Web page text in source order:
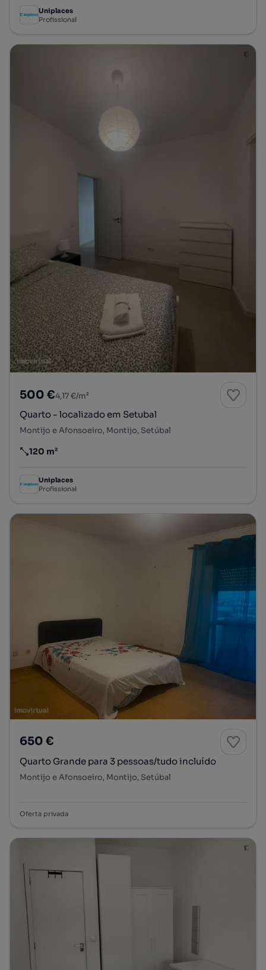
Uniplaces
Profissional
500 €4,17 €/m²
Quarto - localizado em Setubal
Montijo e Afonsoeiro, Montijo, Setúbal
Preço por metro quadrado
120 m²
Uniplaces
Profissional
650 €
Quarto Grande para 3 pessoas/tudo incluído
Montijo e Afonsoeiro, Montijo, Setúbal
Oferta privada